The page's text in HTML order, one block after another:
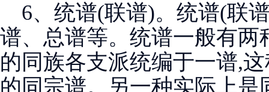
6、统谱(联谱)。统谱(联
谱、总谱等。统谱一般有
的同族各支派统编于一谱,
的同宗谱。另一种实际上